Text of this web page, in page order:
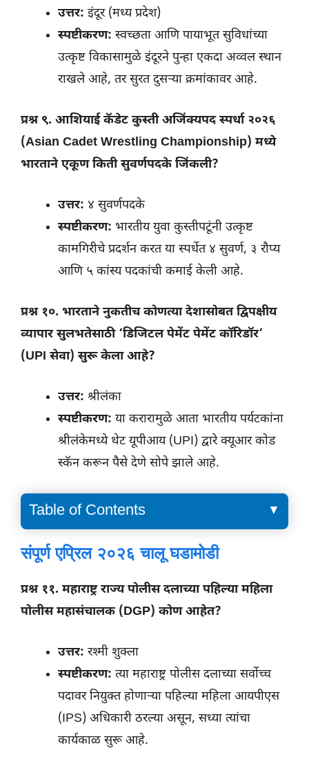
उत्तर: इंदूर (मध्य प्रदेश)
स्पष्टीकरण: स्वच्छता आणि पायाभूत सुविधांच्या
उत्कृष्ट विकासामुळे इंदूरने पुन्हा एकदा अव्वल स्थान
राखले आहे, तर सुरत दुसऱ्या क्रमांकावर आहे.
प्रश्न ९. आशियाई कॅडेट कुस्ती अजिंक्यपद स्पर्धा २०२६
(Asian Cadet Wrestling Championship) मध्ये
भारताने एकूण किती सुवर्णपदके जिंकली?
उत्तर: ४ सुवर्णपदके
स्पष्टीकरण: भारतीय युवा कुस्तीपटूंनी उत्कृष्ट
कामगिरीचे प्रदर्शन करत या स्पर्धेत ४ सुवर्ण, ३ रौप्य
आणि ५ कांस्य पदकांची कमाई केली आहे.
प्रश्न १०. भारताने नुकतीच कोणत्या देशासोबत द्विपक्षीय
व्यापार सुलभतेसाठी ‘डिजिटल पेमेंट पेमेंट कॉरिडॉर’
(UPI सेवा) सुरू केला आहे?
उत्तर: श्रीलंका
स्पष्टीकरण: या करारामुळे आता भारतीय पर्यटकांना
श्रीलंकेमध्ये थेट यूपीआय (UPI) द्वारे क्यूआर कोड
स्कॅन करून पैसे देणे सोपे झाले आहे.
Table of Contents
संपूर्ण एप्रिल २०२६ चालू घडामोडी
पोलीस भरती फ्री टेस्ट सिरीज
संपूर्ण एप्रिल २०२६ चालू घडामोडी
प्रश्न ११. महाराष्ट्र राज्य पोलीस दलाच्या पहिल्या महिला
पोलीस महासंचालक (DGP) कोण आहेत?
उत्तर: रश्मी शुक्ला
स्पष्टीकरण: त्या महाराष्ट्र पोलीस दलाच्या सर्वोच्च
पदावर नियुक्त होणाऱ्या पहिल्या महिला आयपीएस
(IPS) अधिकारी ठरल्या असून, सध्या त्यांचा
कार्यकाळ सुरू आहे.